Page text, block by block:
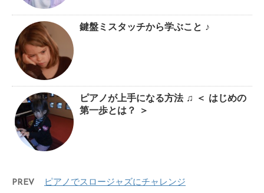
鍵盤ミスタッチから学ぶこと ♪
ピアノが上手になる方法 ♫ ＜ はじめの
第一歩とは？ ＞
PREV
ピアノでスロージャズにチャレンジ